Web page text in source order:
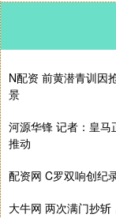
N配资 前黄潜青训因
景
河源华锋 记者：皇
推动
配资网 C罗双响创纪
大牛网 两次满门抄